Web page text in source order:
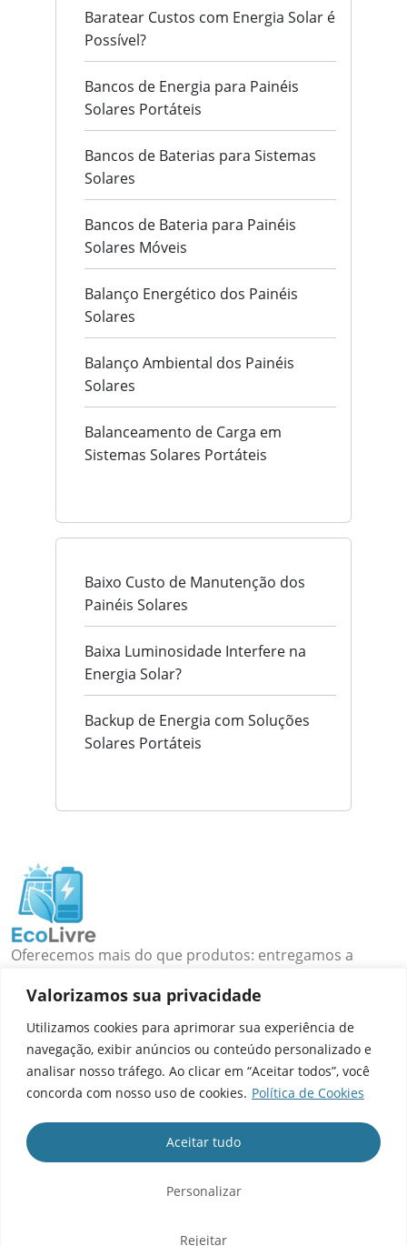
Valorizamos sua privacidade
Utilizamos cookies para aprimorar sua experiência de
navegação, exibir anúncios ou conteúdo personalizado e
analisar nosso tráfego. Ao clicar em “Aceitar todos”, você
concorda com nosso uso de cookies. Política de Cookies
Personalizar
Rejeitar
Aceitar tudo
Baratear Custos com Energia Solar é
Possível?
Bancos de Energia para Painéis
Solares Portáteis
Bancos de Baterias para Sistemas
Solares
Bancos de Bateria para Painéis
Solares Móveis
Balanço Energético dos Painéis
Solares
Balanço Ambiental dos Painéis
Solares
Balanceamento de Carga em
Sistemas Solares Portáteis
Baixo Custo de Manutenção dos
Painéis Solares
Baixa Luminosidade Interfere na
Energia Solar?
Backup de Energia com Soluções
Solares Portáteis
Oferecemos mais do que produtos: entregamos a
Rio de Janeiro, RJ - Brasil
WhatsApp: (21) 98312-3294
E-mail: contato@ecolivre.com.br
POSTS RECENTES
NOSSAS SOLUÇÕES